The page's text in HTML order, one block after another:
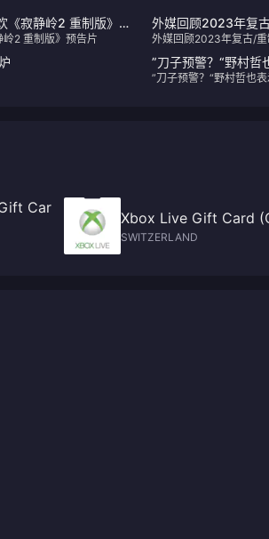
寂静岭2 重制版》
2 重制版》预告片
外媒回顾2023年复
外媒回顾2023年复古/
”刀子预警？“野村
回来
”刀子预警？“野村哲也
Car
Xbox Live Gift Card
SWITZERLAND